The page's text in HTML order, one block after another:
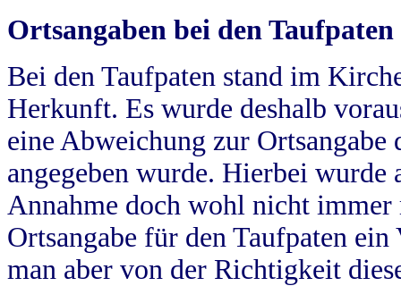
Ortsangaben bei den Taufpaten
Bei den Taufpaten stand im
Herkunft. Es wurde deshalb
eine Abweichung zur
angegeben wurde. Hierbei wurde
Annahme doch wohl nicht
Ortsangabe für den Taufpaten
man aber von der Richtigkeit